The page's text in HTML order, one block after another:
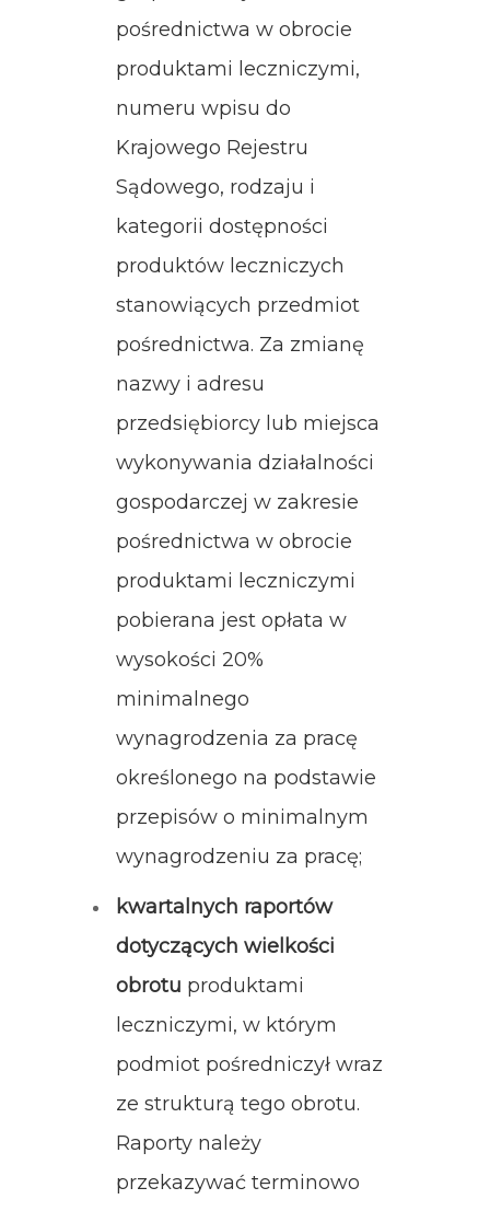
pośrednictwa w obrocie
produktami leczniczymi,
numeru wpisu do
Krajowego Rejestru
Sądowego, rodzaju i
kategorii dostępności
produktów leczniczych
stanowiących przedmiot
pośrednictwa. Za zmianę
nazwy i adresu
przedsiębiorcy lub miejsca
wykonywania działalności
gospodarczej w zakresie
pośrednictwa w obrocie
produktami leczniczymi
pobierana jest opłata w
wysokości 20%
minimalnego
wynagrodzenia za pracę
określonego na podstawie
przepisów o minimalnym
wynagrodzeniu za pracę;
kwartalnych raportów
dotyczących wielkości
obrotu produktami
leczniczymi, w którym
podmiot pośredniczył wraz
ze strukturą tego obrotu.
Raporty należy
przekazywać terminowo